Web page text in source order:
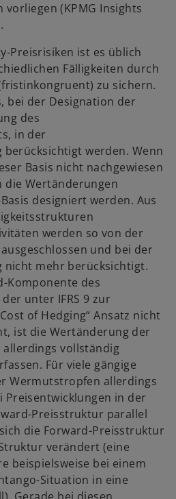
vorliegen (KPMG Insights
Preisrisiken ist es üblich
Fälligkeiten durch
zu sichern.
bei der Designation der
des
in der
werden. Wenn
Basis nicht nachgewiesen
die Wertänderungen
designiert werden. Aus
werden so von der
und bei der
mehr berücksichtigt.
Komponente des
unter IFRS 9 zur
of Hedging“ Ansatz nicht
ist die Wertänderung der
vollständig
Für viele gängige
Wermutstropfen allerdings
Preisentwicklungen in der
Preisstruktur parallel
die Forward-Preisstruktur
verändert (eine
beispielsweise bei einem
Situation in eine